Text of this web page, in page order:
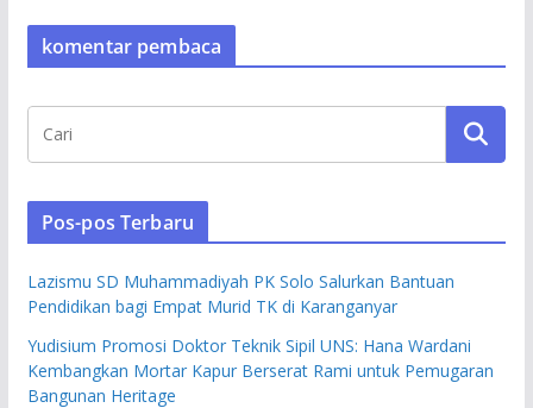
komentar pembaca
Pos-pos Terbaru
Lazismu SD Muhammadiyah PK Solo Salurkan Bantuan
Pendidikan bagi Empat Murid TK di Karanganyar
Yudisium Promosi Doktor Teknik Sipil UNS: Hana Wardani
Kembangkan Mortar Kapur Berserat Rami untuk Pemugaran
Bangunan Heritage